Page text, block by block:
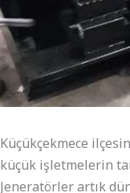
Küçükçekmece
küçük işletmelerin
Jeneratörler artık